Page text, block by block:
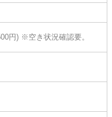
円) ※空き状況確認要。